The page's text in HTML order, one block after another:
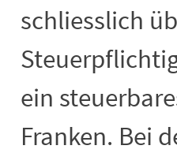
schliesslich
ein
Franken. Bei